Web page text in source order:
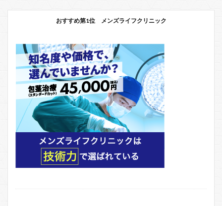
おすすめ第1位 メンズライフクリニック